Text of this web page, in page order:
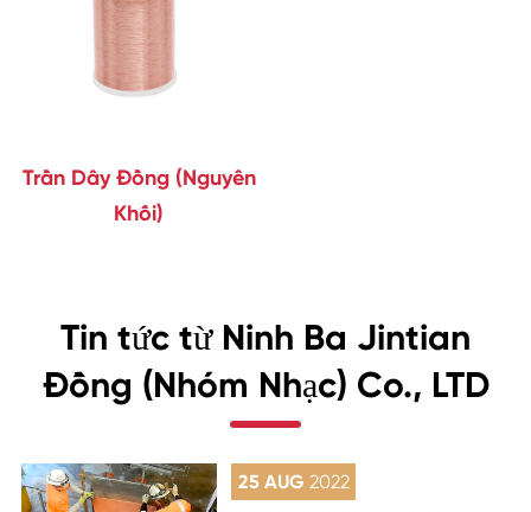
Trần Dây Đồng (Nguyên
Khối)
Tin tức từ Ninh Ba Jintian
Đồng (Nhóm Nhạc) Co., LTD
25 AUG 2022